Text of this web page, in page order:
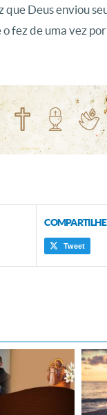
que Deus enviou
fez de uma vez
COMPARTILHE
Tweet